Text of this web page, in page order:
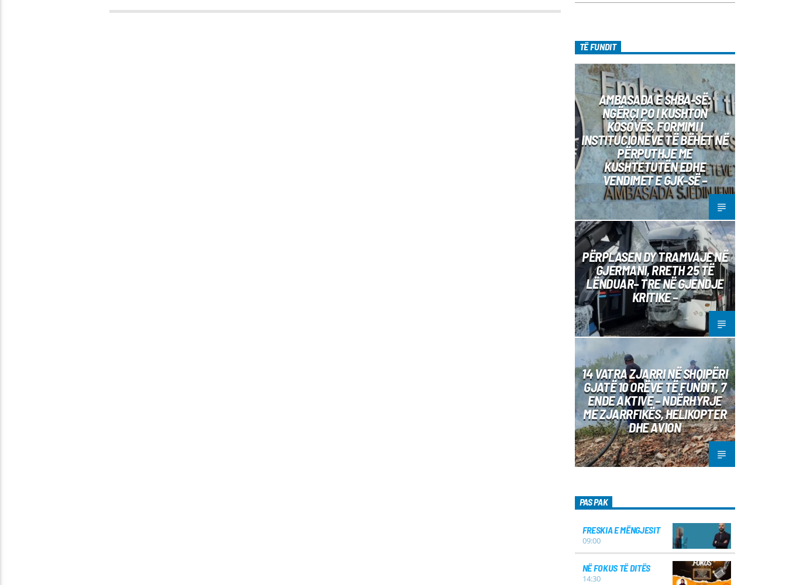
TË FUNDIT
AMBASADA E SHBA-SË:
NGËRÇI PO I KUSHTON
KOSOVËS, FORMIMI I
INSTITUCIONEVE TË BËHET NË
PËRPUTHJE ME
KUSHTETUTËN EDHE
VENDIMET E GJK-SË –
PËRPLASEN DY TRAMVAJE NË
GJERMANI, RRETH 25 TË
LËNDUAR– TRE NË GJENDJE
KRITIKE –
14 VATRA ZJARRI NË SHQIPËRI
GJATË 10 ORËVE TË FUNDIT, 7
ENDE AKTIVE – NDËRHYRJE
ME ZJARRFIKËS, HELIKOPTER
DHE AVION
PAS PAK
FRESKIA E MËNGJESIT
09:00
NË FOKUS TË DITËS
14:30